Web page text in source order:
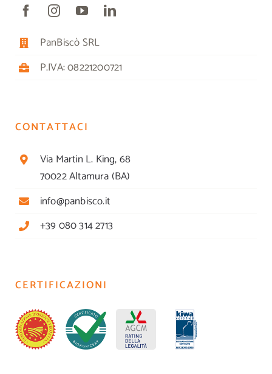
PanBiscò SRL
P.IVA: 08221200721
CONTATTACI
Via Martin L. King, 68
70022 Altamura (BA)
info@panbisco.it
+39 080 314 2713
CERTIFICAZIONI